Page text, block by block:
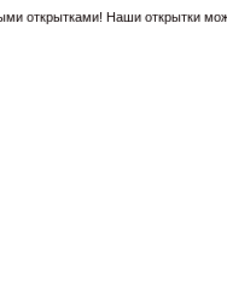
открытками! Наши открытки